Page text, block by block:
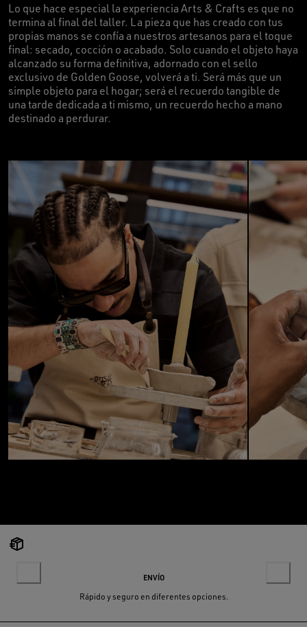
Lo que hace especial la experiencia Arts & Crafts es que no
termina al final del taller. La pieza que has creado con tus
propias manos se confía a nuestros artesanos para el toque
final: secado, cocción o acabado. Solo cuando el objeto haya
alcanzado su forma definitiva, adornado con el sello
exclusivo de Golden Goose, volverá a ti. Será más que un
simple objeto para el hogar; será el recuerdo tangible de
una tarde dedicada a ti mismo, un recuerdo hecho a mano
destinado a perdurar.
ENVÍO
Rápido y seguro en diferentes opciones.